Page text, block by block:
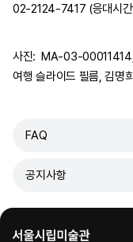
02-2124-7417 (응대시
사진:MA-03-00011414
여행 슬라이드 필름, 김명
FAQ
공지사항